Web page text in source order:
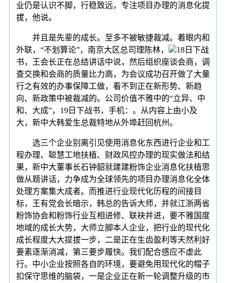
业仍是认识不脚，行稳致远，专注项目办理的消息化提
拔，他说。
并且是先辈的成长。至多不被敏捷裁减。着眼内和
外联，“不划算论”，南京大区总司理陈林，
18日下战
书，王会长正在总结讲话中说，然后组织座谈会商，调
查交换和会商的质量比力高，为会议成功召开做了大量
行之有效的办事保障工做，看不到正在新形势、新趋
向、新政策中被裁减的。公司价值不雅中的“立异、中
和、大成”，19日下战书，手机：。从内容上由小及
大，新中大韩爱生总裁特地从外埠赶回杭州。
选三个企业别离引见使用消息化东西进行企业和工
程办理、聪慧工地扶植、财政风控办理的现实做法和结
果，新中大董事长石钟韶就建建粉饰企业消息化扶植思
做从题讲话，力争成为全球领先的项目办理消息化全体
处理方案集大成者。而推进行业现代化历程的间接目
标，王有党会长暗示，韩总的告诉大师，并就江浙两省
粉饰协会和粉饰行业互相进修、联袂并进，要不雅国度
地域的成长大势，大师立脚本人企业，把行业的现代化
成长程度大大提拔一步，二是正在生齿盈利等天然利好
要素逐渐消减，第三要步履快。我们配合感应不虚此
行。中小企业按照各自的环境，要避免用现代化的帽子
扣保守思维的脑袋，一是企业正在新一轮调整升级的市